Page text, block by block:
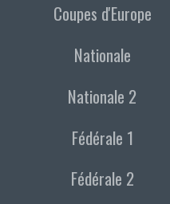
Coupes d'Europe
Nationale
Nationale 2
Fédérale 1
Fédérale 2